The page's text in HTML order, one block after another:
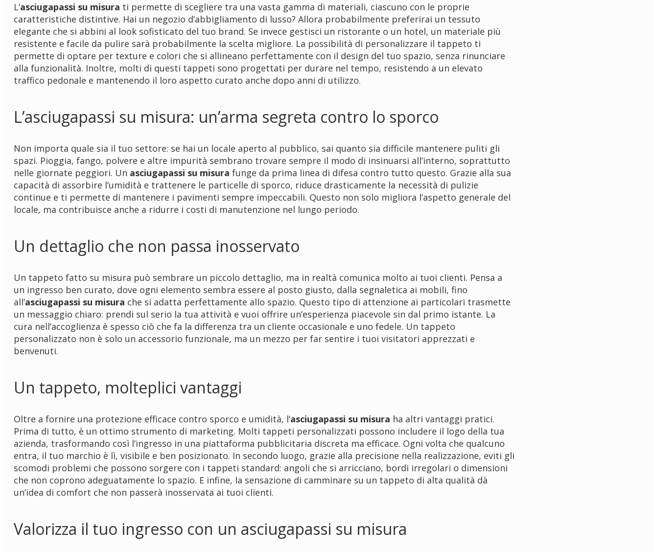
L’asciugapassi su misura ti permette di scegliere tra una vasta gamma di materiali, ciascuno con le proprie
caratteristiche distintive. Hai un negozio d’abbigliamento di lusso? Allora probabilmente preferirai un tessuto
elegante che si abbini al look sofisticato del tuo brand. Se invece gestisci un ristorante o un hotel, un materiale più
resistente e facile da pulire sarà probabilmente la scelta migliore. La possibilità di personalizzare il tappeto ti
permette di optare per texture e colori che si allineano perfettamente con il design del tuo spazio, senza rinunciare
alla funzionalità. Inoltre, molti di questi tappeti sono progettati per durare nel tempo, resistendo a un elevato
traffico pedonale e mantenendo il loro aspetto curato anche dopo anni di utilizzo.
L’asciugapassi su misura: un’arma segreta contro lo sporco
Non importa quale sia il tuo settore: se hai un locale aperto al pubblico, sai quanto sia difficile mantenere puliti gli
spazi. Pioggia, fango, polvere e altre impurità sembrano trovare sempre il modo di insinuarsi all’interno, soprattutto
nelle giornate peggiori. Un asciugapassi su misura funge da prima linea di difesa contro tutto questo. Grazie alla sua
capacità di assorbire l’umidità e trattenere le particelle di sporco, riduce drasticamente la necessità di pulizie
continue e ti permette di mantenere i pavimenti sempre impeccabili. Questo non solo migliora l’aspetto generale del
locale, ma contribuisce anche a ridurre i costi di manutenzione nel lungo periodo.
Un dettaglio che non passa inosservato
Un tappeto fatto su misura può sembrare un piccolo dettaglio, ma in realtà comunica molto ai tuoi clienti. Pensa a
un ingresso ben curato, dove ogni elemento sembra essere al posto giusto, dalla segnaletica ai mobili, fino
all’asciugapassi su misura che si adatta perfettamente allo spazio. Questo tipo di attenzione ai particolari trasmette
un messaggio chiaro: prendi sul serio la tua attività e vuoi offrire un’esperienza piacevole sin dal primo istante. La
cura nell’accoglienza è spesso ciò che fa la differenza tra un cliente occasionale e uno fedele. Un tappeto
personalizzato non è solo un accessorio funzionale, ma un mezzo per far sentire i tuoi visitatori apprezzati e
benvenuti.
Un tappeto, molteplici vantaggi
Oltre a fornire una protezione efficace contro sporco e umidità, l’asciugapassi su misura ha altri vantaggi pratici.
Prima di tutto, è un ottimo strumento di marketing. Molti tappeti personalizzati possono includere il logo della tua
azienda, trasformando così l’ingresso in una piattaforma pubblicitaria discreta ma efficace. Ogni volta che qualcuno
entra, il tuo marchio è lì, visibile e ben posizionato. In secondo luogo, grazie alla precisione nella realizzazione, eviti gli
scomodi problemi che possono sorgere con i tappeti standard: angoli che si arricciano, bordi irregolari o dimensioni
che non coprono adeguatamente lo spazio. E infine, la sensazione di camminare su un tappeto di alta qualità dà
un’idea di comfort che non passerà inosservata ai tuoi clienti.
Valorizza il tuo ingresso con un asciugapassi su misura